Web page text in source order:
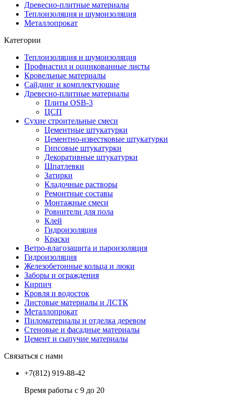
Древесно-плитные материалы
Теплоизоляция и шумоизоляция
Металлопрокат
Категории
Теплоизоляция и шумоизоляция
Профнастил и оцинкованные листы
Кровельные материалы
Сайдинг и комплектующие
Древесно-плитные материалы
Плиты OSB-3
ЦСП
Сухие строительные смеси
Цементные штукатурки
Цементно-известковые штукатурки
Гипсовые штукатурки
Декоративные штукатурки
Шпатлевки
Затирки
Кладочные растворы
Ремонтные составы
Монтажные смеси
Ровнители для пола
Клей
Гидроизоляция
Краски
Ветро-влагозащита и пароизоляция
Гидроизоляция
Железобетонные кольца и люки
Заборы и ограждения
Кирпич
Кровля и водосток
Листовые материалы и ЛСТК
Металлопрокат
Пиломатериалы и отделка деревом
Стеновые и фасадные материалы
Цемент и сыпучие материалы
Связаться с нами
+7(812) 919-88-42
Время работы с 9 до 20